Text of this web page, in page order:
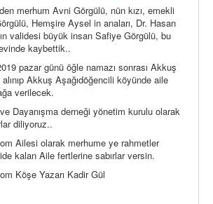
merhum Avni Görgülü, nün kızı, emekli
Hemşire Aysel in anaları, Dr. Hasan
validesi büyük insan Safiye Görgülü, bu
kaybettik..
pazar günü öğle namazı sonrası Akkuş
Akkuş Aşağıdöğencili köyünde aile
verilecek.
Dayanışma derneği yönetim kurulu olarak
diliyoruz..
Ailesi olarak merhume ye rahmetler
kalan Aile fertlerine sabırlar versin.
Köşe Yazarı Kadir Gül